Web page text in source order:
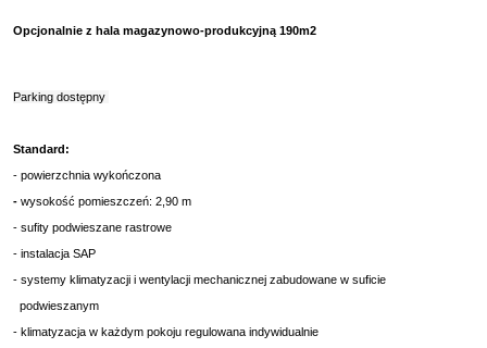
Opcjonalnie z hala magazynowo-produkcyjną 190m2
Parking dostępny
Standard:
- powierzchnia wykończona
- wysokość pomieszczeń: 2,90 m
- sufity podwieszane rastrowe
- instalacja SAP
- systemy klimatyzacji i wentylacji mechanicznej zabudowane w suficie
podwieszanym
- klimatyzacja w każdym pokoju regulowana indywidualnie